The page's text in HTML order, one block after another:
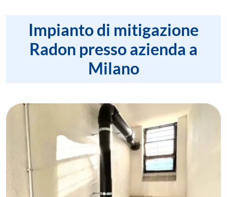
Impianto di mitigazione
Radon presso azienda a
Milano